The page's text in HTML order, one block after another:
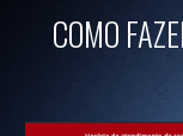
COMO